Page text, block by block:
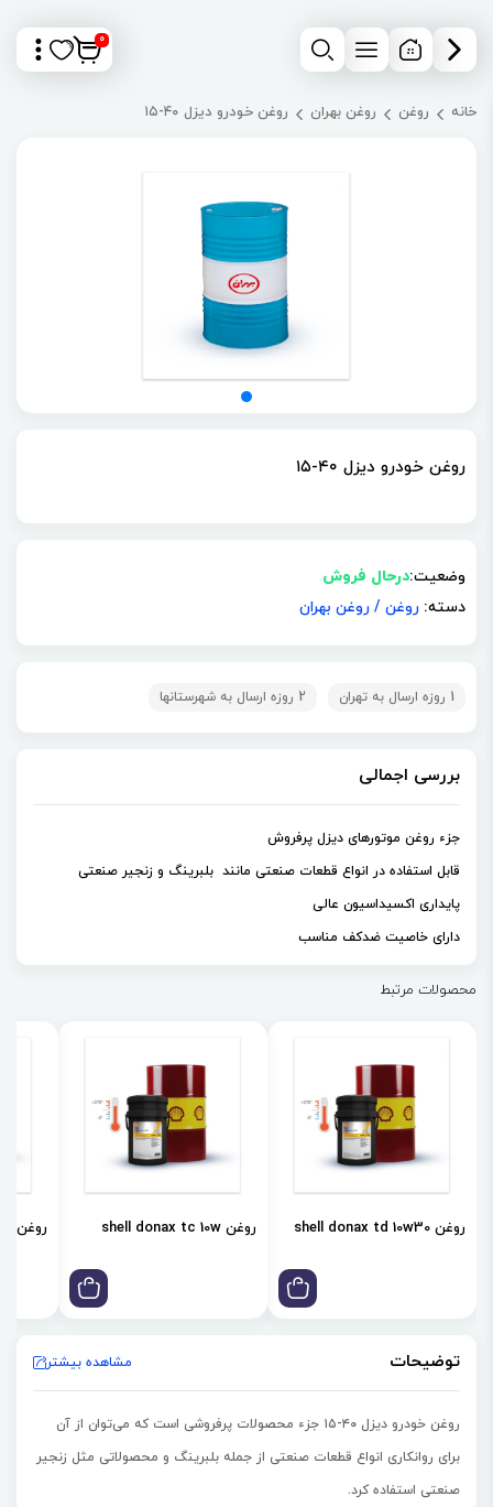
0
خانه روغن روغن بهران روغن خودرو دیزل ۴۰-۱۵
روغن خودرو دیزل ۴۰-۱۵
وضعیت:درحال فروش
دسته: روغن / روغن بهران
1 روزه ارسال به تهران 2 روزه ارسال به شهرستانها
بررسی اجمالی
جزء روغن‌ موتورهای دیزل پرفروش
قابل استفاده در انواع قطعات صنعتی مانند بلبرینگ و زنجیر صنعتی
پایداری اکسیداسیون عالی
دارای خاصیت ضدکف مناسب
محصولات مرتبط
روغن shell donax td 10w30 روغن shell donax tc 10w روغن shell donax td 85w
توضیحات مشاهده بیشتر
روغن خودرو دیزل ۴۰-۱۵ جزء محصولات پرفروشی است که می‌توان از آن
برای روانکاری انواع قطعات صنعتی از جمله بلبرینگ و محصولاتی مثل زنجیر
صنعتی استفاده کرد.